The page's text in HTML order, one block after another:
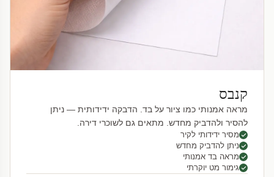
קנבס
מראה אמנותי כמו ציור על בד. הדבקה ידידותית — ניתן
להסיר ולהדביק מחדש. מתאים גם לשוכרי דירה.
מסיר ידידותי לקיר
ניתן להדביק מחדש
מראה בד אמנותי
גימור מט יוקרתי